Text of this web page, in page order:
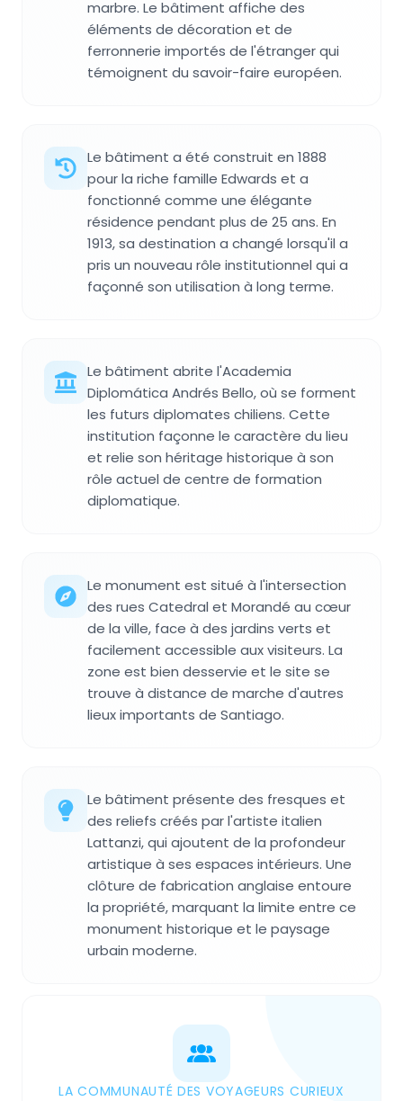
marbre. Le bâtiment affiche des
éléments de décoration et de
ferronnerie importés de l'étranger qui
témoignent du savoir-faire européen.
Le bâtiment a été construit en 1888
pour la riche famille Edwards et a
fonctionné comme une élégante
résidence pendant plus de 25 ans. En
1913, sa destination a changé lorsqu'il a
pris un nouveau rôle institutionnel qui a
façonné son utilisation à long terme.
Le bâtiment abrite l'Academia
Diplomática Andrés Bello, où se forment
les futurs diplomates chiliens. Cette
institution façonne le caractère du lieu
et relie son héritage historique à son
rôle actuel de centre de formation
diplomatique.
Le monument est situé à l'intersection
des rues Catedral et Morandé au cœur
de la ville, face à des jardins verts et
facilement accessible aux visiteurs. La
zone est bien desservie et le site se
trouve à distance de marche d'autres
lieux importants de Santiago.
Le bâtiment présente des fresques et
des reliefs créés par l'artiste italien
Lattanzi, qui ajoutent de la profondeur
artistique à ses espaces intérieurs. Une
clôture de fabrication anglaise entoure
la propriété, marquant la limite entre ce
monument historique et le paysage
urbain moderne.
LA COMMUNAUTÉ DES VOYAGEURS CURIEUX